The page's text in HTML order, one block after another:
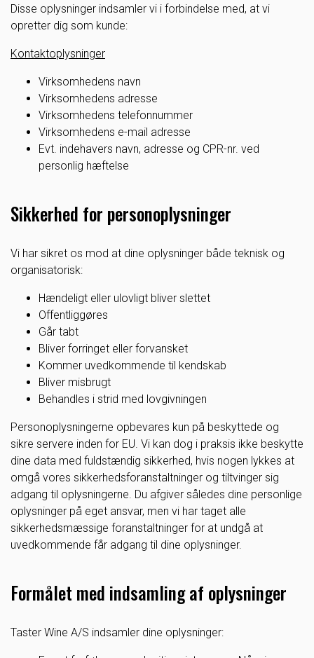
Disse oplysninger indsamler vi i forbindelse med, at vi
opretter dig som kunde:
Kontaktoplysninger
Virksomhedens navn
Virksomhedens adresse
Virksomhedens telefonnummer
Virksomhedens e-mail adresse
Evt. indehavers navn, adresse og CPR-nr. ved
personlig hæftelse
Sikkerhed for personoplysninger
Vi har sikret os mod at dine oplysninger både teknisk og
organisatorisk:
Hændeligt eller ulovligt bliver slettet
Offentliggøres
Går tabt
Bliver forringet eller forvansket
Kommer uvedkommende til kendskab
Bliver misbrugt
Behandles i strid med lovgivningen
Personoplysningerne opbevares kun på beskyttede og
sikre servere inden for EU. Vi kan dog i praksis ikke beskytte
dine data med fuldstændig sikkerhed, hvis nogen lykkes at
omgå vores sikkerhedsforanstaltninger og tiltvinger sig
adgang til oplysningerne. Du afgiver således dine personlige
oplysninger på eget ansvar, men vi har taget alle
sikkerhedsmæssige foranstaltninger for at undgå at
uvedkommende får adgang til dine oplysninger.
Formålet med indsamling af oplysninger
Taster Wine A/S indsamler dine oplysninger: